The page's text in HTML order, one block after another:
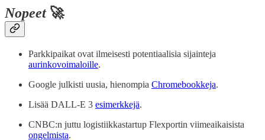
Nopeet🚀
Parkkipaikat ovat ilmeisesti potentiaalisia sijainteja
aurinkovoimaloille.
Google julkisti uusia, hienompia Chromebookkeja.
Lisää DALL-E 3 esimerkkejä.
CNBC:n juttu logistiikkastartup Flexportin viimeaikaisista
ongelmista.